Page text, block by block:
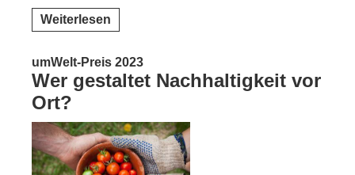
Weiterlesen
umWelt-Preis 2023
Wer gestaltet Nachhaltigkeit vor
Ort?